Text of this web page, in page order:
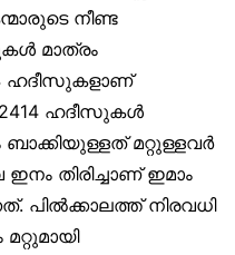
നീണ്ട
മാത്രം
ഹദീസുകളാണ്
ഹദീസുകള്‍
ബാക്കിയുള്ളത് മറ്റുള്ളവര്‍
തിരിച്ചാണ് ഇമാം
പില്‍ക്കാലത്ത് നിരവധി